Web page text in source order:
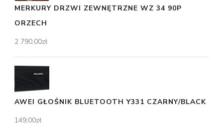
MERKURY DRZWI ZEWNĘTRZNE WZ 34 90P
ORZECH
2 790,00zł
AWEI GŁOŚNIK BLUETOOTH Y331 CZARNY/BLACK
149,00zł